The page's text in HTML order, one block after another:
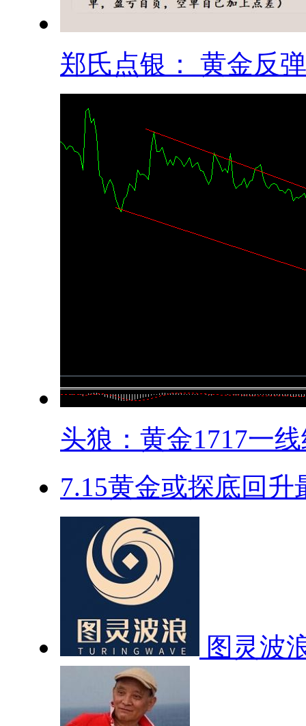
郑氏点银： 黄金反
头狼：黄金1717一
​7.15黄金或探底回
图灵波